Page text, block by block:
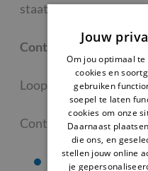
staat.
Controleer ramen,
Loop voor vertrek nog
Controleer of:
ramen gesloten
Jouw
Om jou optimaal
cookies en
gebruiken
soepel te laten
cookies om onze
Daarnaast
die ons, en
stellen jouw online
je